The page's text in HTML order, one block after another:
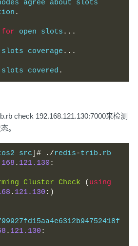
agree about slots
.
for open slots ...
slots coverage ...
slots covered
.
check 192.168.121.130:7000来检测
。
src ]# ./redis-trib . rb
. 121.130 :
Cluster Check ( using
. 121.130 :)
. 121.130 :